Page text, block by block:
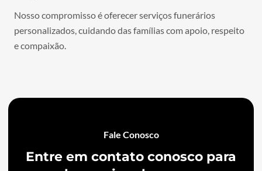
Nosso compromisso é oferecer serviços funerários
personalizados, cuidando das famílias com apoio, respeito
e compaixão.
Fale Conosco
Entre em contato conosco para